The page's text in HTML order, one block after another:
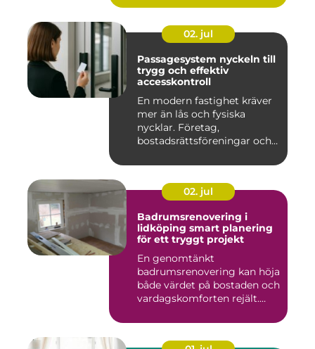
02. jul
Passagesystem nyckeln till
trygg och effektiv
accesskontroll
En modern fastighet kräver
mer än lås och fysiska
nycklar. Företag,
bostadsrättsföreningar och
02. jul
Badrumsrenovering i
lidköping smart planering
för ett tryggt projekt
En genomtänkt
badrumsrenovering kan höja
både värdet på bostaden och
vardagskomforten rejält.